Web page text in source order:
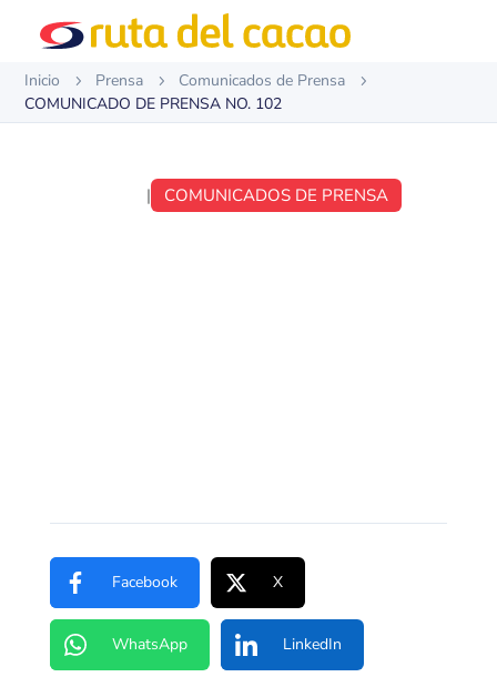
Inicio 5 Prensa 5 Comunicados de Prensa 5
COMUNICADO DE PRENSA NO. 102
| COMUNICADOS DE PRENSA
Facebook X
WhatsApp LinkedIn